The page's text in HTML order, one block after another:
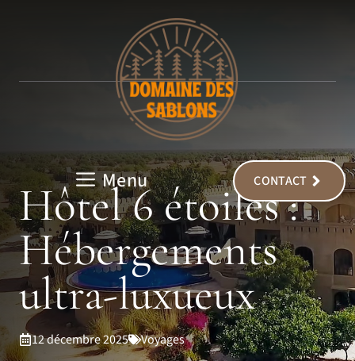
Menu CONTACT
Hôtel 6 étoiles :
Hébergements
ultra-luxueux
12 décembre 2025 Voyages